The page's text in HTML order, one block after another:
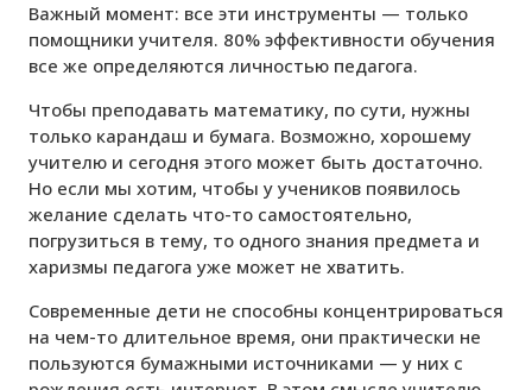
Важный момент: все эти инструменты — только
помощники учителя. 80% эффективности обучения
все же определяются личностью педагога.
Чтобы преподавать математику, по сути, нужны
только карандаш и бумага. Возможно, хорошему
учителю и сегодня этого может быть достаточно.
Но если мы хотим, чтобы у учеников появилось
желание сделать что-то самостоятельно,
погрузиться в тему, то одного знания предмета и
харизмы педагога уже может не хватить.
Современные дети не способны концентрироваться
на чем-то длительное время, они практически не
пользуются бумажными источниками — у них с